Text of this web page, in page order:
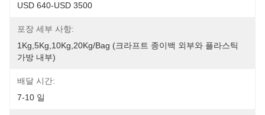
USD 640-USD 3500
포장 세부 사항:
1Kg,5Kg,10Kg,20Kg/Bag (크라프트 종이백 외부와 플라스틱
가방 내부)
배달 시간:
7-10 일